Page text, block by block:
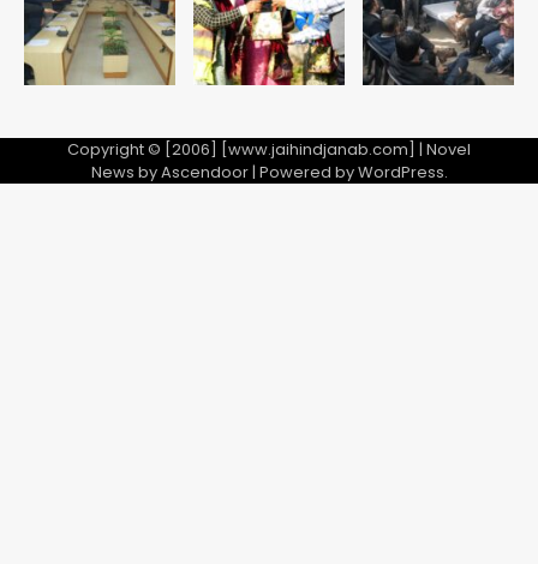
गई, 3 स्टार रेटिंग
Copyright © [2006] [www.jaihindjanab.com] | Novel
News byAscendoor| Powered byWordPress.